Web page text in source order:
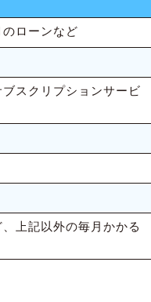
ローンなど
スクリプションサービ
上記以外の毎月かかる